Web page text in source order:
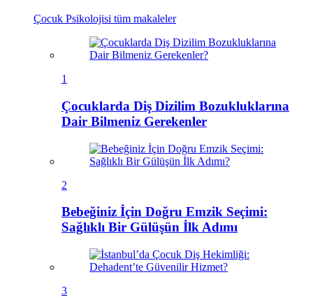
Çocuk Psikolojisi tüm makaleler
1
Çocuklarda Diş Dizilim Bozukluklarına
Dair Bilmeniz Gerekenler
2
Bebeğiniz İçin Doğru Emzik Seçimi:
Sağlıklı Bir Gülüşün İlk Adımı
3